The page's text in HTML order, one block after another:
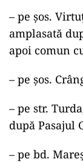
– pe șos.
amplasată
apoi comun
– pe șos.
– pe str.
după Pasajul
– pe bd.